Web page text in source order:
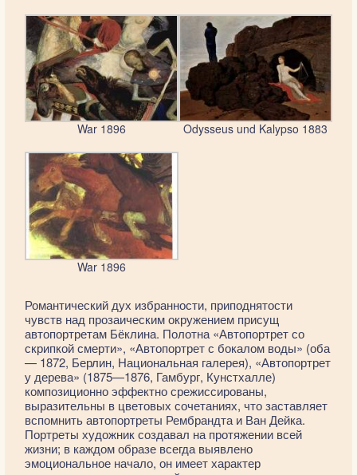
War 1896 Odysseus und Kalypso 1883
War 1896
Романтический дух избранности, приподнятости
чувств над прозаическим окружением присущ
автопортретам Бёклина. Полотна «Автопортрет со
скрипкой смерти», «Автопортрет с бокалом воды» (оба
— 1872, Берлин, Национальная галерея), «Автопортрет
у дерева» (1875—1876, Гамбург, Кунстхалле)
композиционно эффектно срежиссированы,
выразительны в цветовых сочетаниях, что заставляет
вспомнить автопортреты Рембрандта и Ван Дейка.
Портреты художник создавал на протяжении всей
жизни; в каждом образе всегда выявлено
эмоциональное начало, он имеет характер